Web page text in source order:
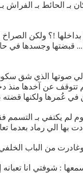
بـ الحائط بـ
!؟ ولكن الصراخ
قبضتها وجسدها في
الي صوتها الذي شق
لم تتوقف عن آخدها
عُمرها ولكنها قضته
لم يكتفي بـ
بها الي رماد
من الباب
: شوفتي انا